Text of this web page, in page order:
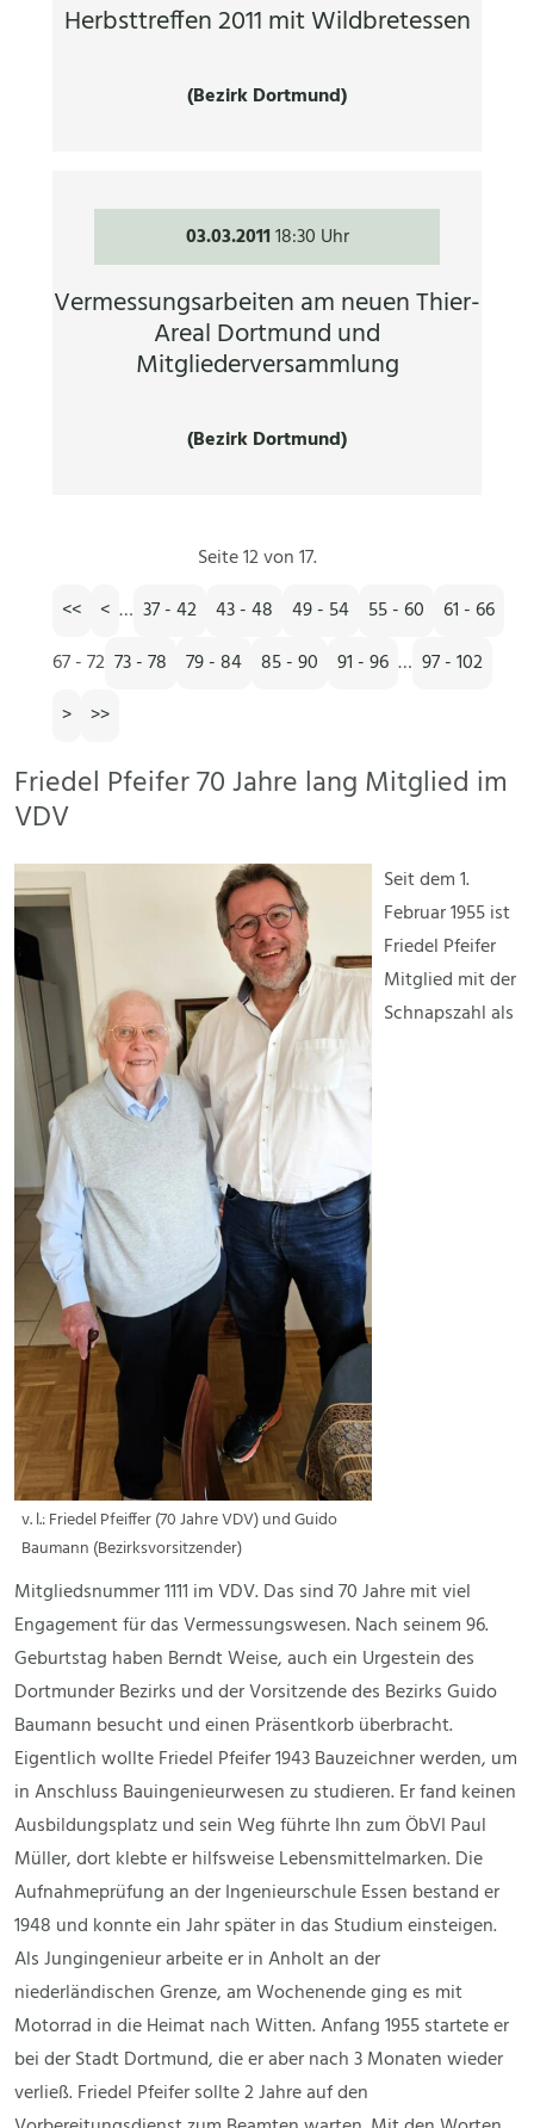
Herbsttreffen 2011 mit Wildbretessen
(Bezirk Dortmund)
03.03.201118:30 Uhr
Vermessungsarbeiten am neuen Thier-
Areal Dortmund und
Mitgliederversammlung
(Bezirk Dortmund)
Seite 12 von 17.
<<
< … 37 - 42 43 - 48 49 - 54 55 - 60
61 - 66
67 - 72 73 - 78 79 - 84 85 - 90 91 - 96 … 97 - 102
>
>>
Friedel Pfeifer 70 Jahre lang Mitglied im
VDV
v. l.: Friedel Pfeiffer (70 Jahre VDV) und Guido
Baumann (Bezirksvorsitzender)
Seit dem 1.
Februar 1955 ist
Friedel Pfeifer
Mitglied mit der
Schnapszahl als
Mitgliedsnummer 1111 im VDV. Das sind 70 Jahre mit viel
Engagement für das Vermessungswesen. Nach seinem 96.
Geburtstag haben Berndt Weise, auch ein Urgestein des
Dortmunder Bezirks und der Vorsitzende des Bezirks Guido
Baumann besucht und einen Präsentkorb überbracht.
Eigentlich wollte Friedel Pfeifer 1943 Bauzeichner werden, um
in Anschluss Bauingenieurwesen zu studieren. Er fand keinen
Ausbildungsplatz und sein Weg führte Ihn zum ÖbVI Paul
Müller, dort klebte er hilfsweise Lebensmittelmarken. Die
Aufnahmeprüfung an der Ingenieurschule Essen bestand er
1948 und konnte ein Jahr später in das Studium einsteigen.
Als Jungingenieur arbeite er in Anholt an der
niederländischen Grenze, am Wochenende ging es mit
Motorrad in die Heimat nach Witten. Anfang 1955 startete er
bei der Stadt Dortmund, die er aber nach 3 Monaten wieder
verließ. Friedel Pfeifer sollte 2 Jahre auf den